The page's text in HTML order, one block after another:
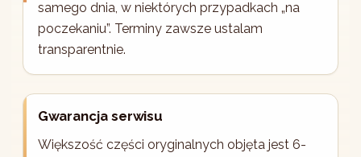
samego dnia, w niektórych przypadkach „na
poczekaniu”. Terminy zawsze ustalam
transparentnie.
Gwarancja serwisu
Większość części oryginalnych objęta jest 6-